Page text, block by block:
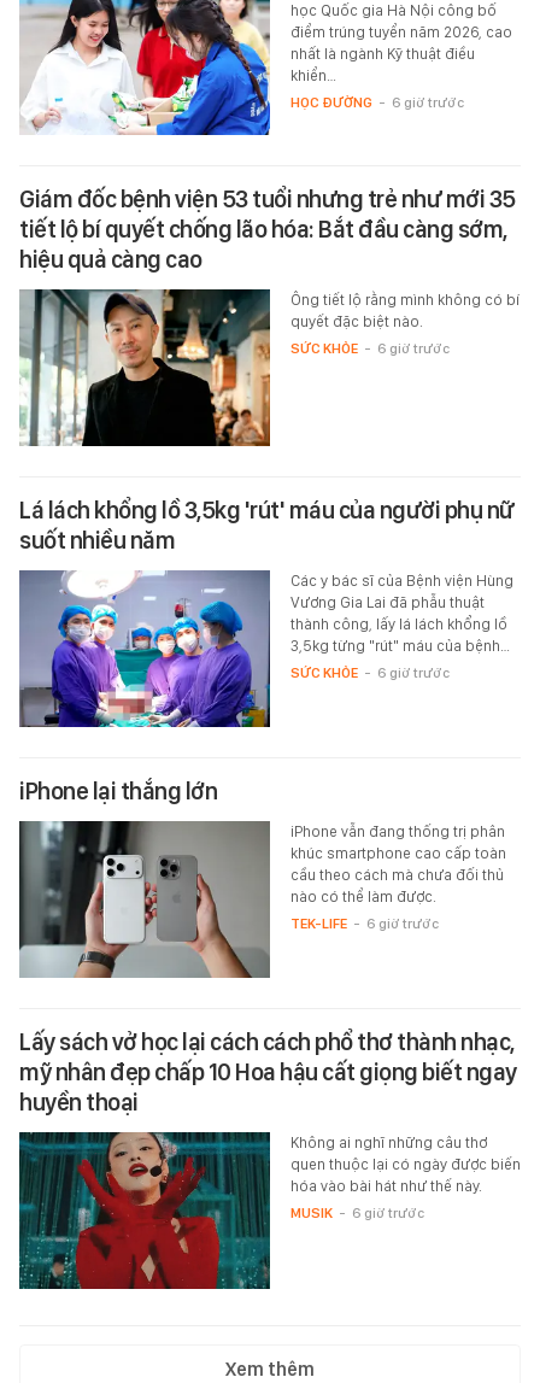
học Quốc gia Hà Nội công bố
điểm trúng tuyển năm 2026, cao
nhất là ngành Kỹ thuật điều
khiển…
HỌC ĐƯỜNG - 6 giờ trước
Giám đốc bệnh viện 53 tuổi nhưng trẻ như mới 35
tiết lộ bí quyết chống lão hóa: Bắt đầu càng sớm,
hiệu quả càng cao
Ông tiết lộ rằng mình không có bí
quyết đặc biệt nào.
SỨC KHỎE - 6 giờ trước
Lá lách khổng lồ 3,5kg 'rút' máu của người phụ nữ
suốt nhiều năm
Các y bác sĩ của Bệnh viện Hùng
Vương Gia Lai đã phẫu thuật
thành công, lấy lá lách khổng lồ
3,5kg từng "rút" máu của bệnh…
SỨC KHỎE - 6 giờ trước
iPhone lại thắng lớn
iPhone vẫn đang thống trị phân
khúc smartphone cao cấp toàn
cầu theo cách mà chưa đối thủ
nào có thể làm được.
TEK-LIFE - 6 giờ trước
Lấy sách vở học lại cách cách phổ thơ thành nhạc,
mỹ nhân đẹp chấp 10 Hoa hậu cất giọng biết ngay
huyền thoại
Không ai nghĩ những câu thơ
quen thuộc lại có ngày được biến
hóa vào bài hát như thế này.
MUSIK - 6 giờ trước
Xem thêm